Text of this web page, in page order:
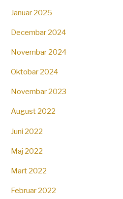
Januar 2025
Decembar 2024
Novembar 2024
Oktobar 2024
Novembar 2023
August 2022
Juni 2022
Maj 2022
Mart 2022
Februar 2022